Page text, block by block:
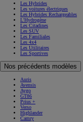
Les Hybrides
Les voitures électriques
Les Hybrides Rechargeables
L'Hydrogène
Les Citadines
Les SUV
Les Familiales
Les 4x4
Les Utilitaires
Les Sportives
Nos précédents modèles
Auris
Avensis
Aygo
GT86
Prius +
Verso
Highlander
Camry